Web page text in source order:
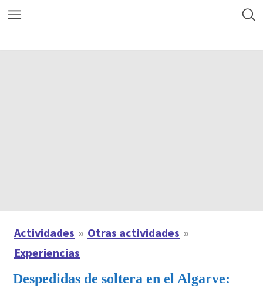
Actividades
Otras actividades
Experiencias
Despedidas de soltera en el Algarve: